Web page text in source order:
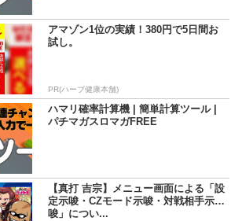
アマゾン1位の実績！380円で5日間お
試し。
PR(ハーブ健康本舗)
ハマリ確率計算機 | 簡単計算ツール |
パチマガスロマガFREE
【真打 吉宗】メニュー画面による「設
定示唆・CZモード示唆・対戦相手示
唆」につい...